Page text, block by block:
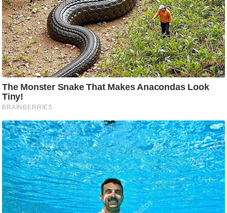
ण
स
म
सा
म
यि
क
मा
तृ
भू
मि
स्तं
भ
ए
म